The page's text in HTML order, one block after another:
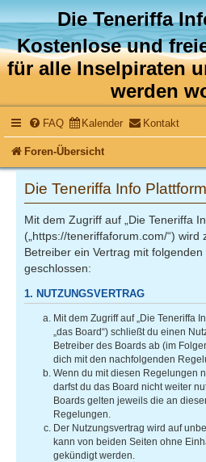
Die Teneriffa
Kostenlose und
für alle Inselpiraten
werden
FAQ Kalender Kontakt
Foren-Übersicht
Die Teneriffa Info
Mit dem Zugriff auf „Die Teneriffa
(„https://teneriffaforum.com/“) wird
Betreiber ein Vertrag mit folgenden
geschlossen:
1. NUTZUNGSVERTRAG
Mit dem Zugriff auf „Die Teneriffa
„das Board“) schließt du einen
Betreiber des Boards ab (im
dich mit den nachfolgenden
Wenn du mit diesen Regelungen
darfst du das Board nicht weiter
Boards gelten jeweils die an
Regelungen.
Der Nutzungsvertrag wird auf
kann von beiden Seiten ohne
gekündigt werden.